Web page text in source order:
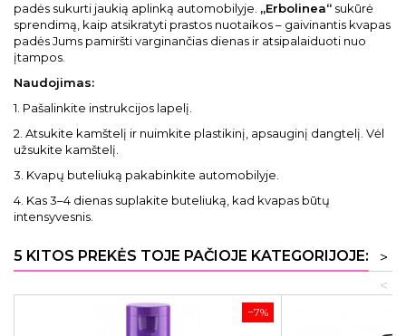
padės sukurti jaukią aplinką automobilyje. „Erbolinea“ sukūrė
sprendimą, kaip atsikratyti prastos nuotaikos – gaivinantis kvapas
padės Jums pamiršti varginančias dienas ir atsipalaiduoti nuo
įtampos.
Naudojimas:
1. Pašalinkite instrukcijos lapelį.
2. Atsukite kamštelį ir nuimkite plastikinį, apsauginį dangtelį. Vėl
užsukite kamštelį.
3. Kvapų buteliuką pakabinkite automobilyje.
4. Kas 3–4 dienas suplakite buteliuką, kad kvapas būtų
intensyvesnis.
5 KITOS PREKĖS TOJE PAČIOJE KATEGORIJOJE:
>
<
−7%